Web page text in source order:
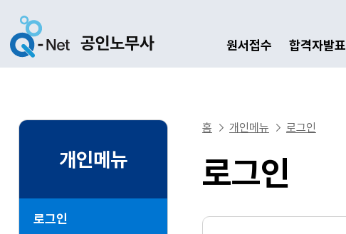
원서접수 합격자발표
개인메뉴
로그인
홈 개인메뉴 로그인
로그인